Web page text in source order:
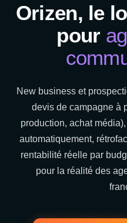
Orizen, le
pour
New business et
devis de campagne à
production, achat
automatiquement,
rentabilité réelle par
pour la réalité des